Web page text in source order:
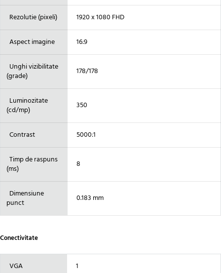
Rezolutie (pixeli) 1920 x 1080 FHD
Aspect imagine 16:9
Unghi vizibilitate
(grade)
178/178
Luminozitate
(cd/mp)
350
Contrast 5000:1
Timp de raspuns
(ms)
8
Dimensiune
punct
0.183 mm
Conectivitate
VGA 1